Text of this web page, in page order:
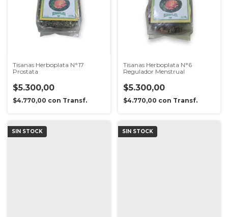
Tisanas Herboplata N°17
Prostata
$5.300,00
$4.770,00 con Transf.
Tisanas Herboplata N°6
Regulador Menstrual
$5.300,00
$4.770,00 con Transf.
SIN STOCK SIN STOCK